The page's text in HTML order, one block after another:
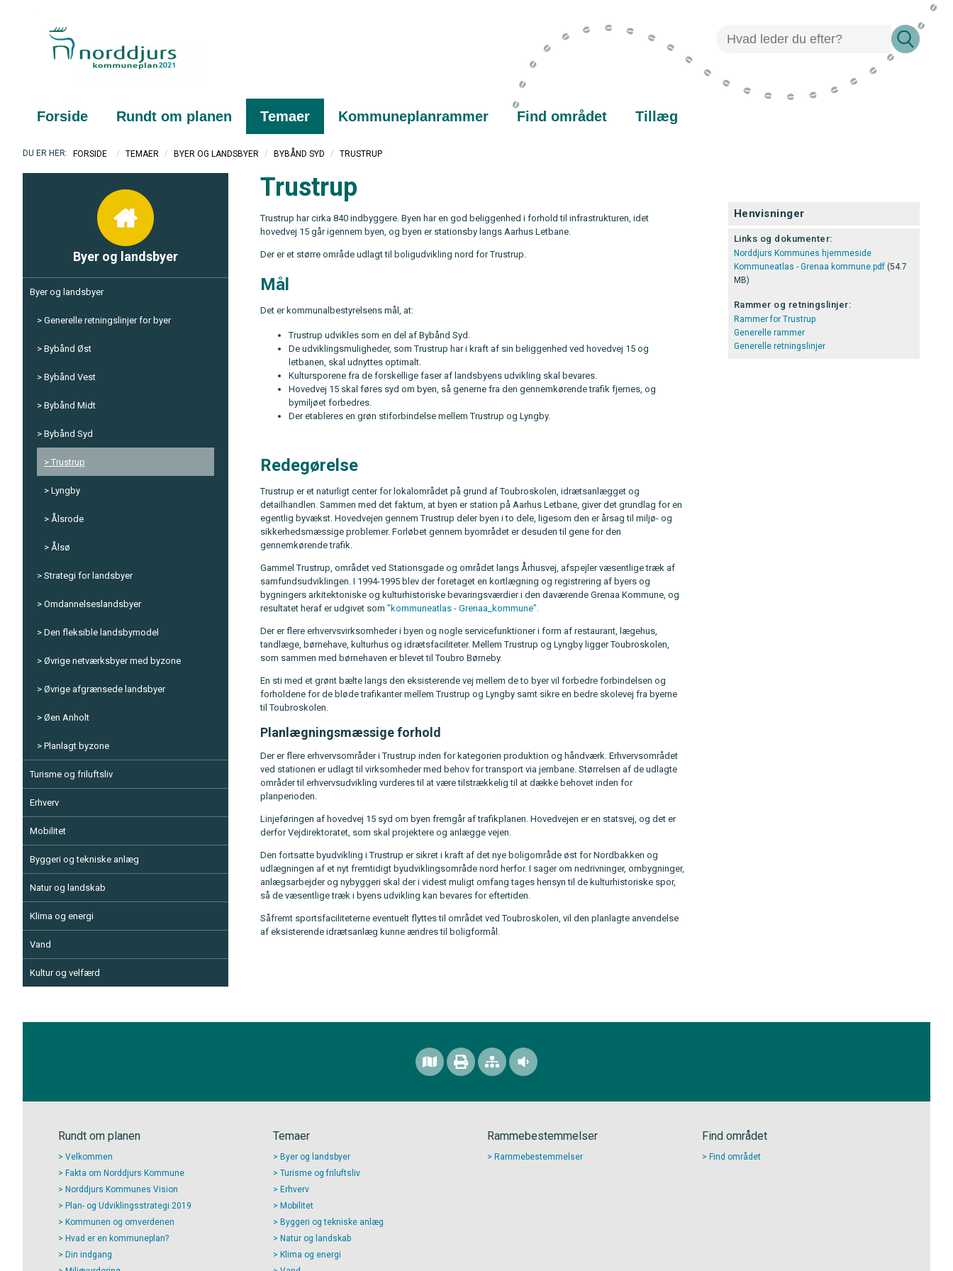
Forside Rundt om planen Temaer Kommuneplanrammer Find området Tillæg
FORSIDE / TEMAER / BYER OG LANDSBYER / BYBÅND SYD / TRUSTRUP
Byer og landsbyer
Generelle retningslinjer for byer
Bybånd Øst
Bybånd Vest
Bybånd Midt
Bybånd Syd
Trustrup
Lyngby
Ålsrode
Ålsø
Strategi for landsbyer
Omdannelseslandsbyer
Den fleksible landsbymodel
Øvrige netværksbyer med byzone
Øvrige afgrænsede landsbyer
Øen Anholt
Planlagt byzone
Turisme og friluftsliv
Erhverv
Mobilitet
Byggeri og tekniske anlæg
Natur og landskab
Klima og energi
Vand
Kultur og velfærd
Byer og landsbyer
Trustrup
Trustrup har cirka 840 indbyggere. Byen har en god beliggenhed i forhold til infrastrukturen, idet
hovedvej 15 går igennem byen, og byen er stationsby langs Aarhus Letbane.
Der er et større område udlagt til boligudvikling nord for Trustrup.
Mål
Det er kommunalbestyrelsens mål, at:
Trustrup udvikles som en del af Bybånd Syd.
De udviklingsmuligheder, som Trustrup har i kraft af sin beliggenhed ved hovedvej 15 og
letbanen, skal udnyttes optimalt.
Kultursporene fra de forskellige faser af landsbyens udvikling skal bevares.
Hovedvej 15 skal føres syd om byen, så generne fra den gennemkørende trafik fjernes, og
bymiljøet forbedres.
Der etableres en grøn stiforbindelse mellem Trustrup og Lyngby.
Redegørelse
Trustrup er et naturligt center for lokalområdet på grund af Toubroskolen, idrætsanlægget og
detailhandlen. Sammen med det faktum, at byen er station på Aarhus Letbane, giver det grundlag for en
egentlig byvækst. Hovedvejen gennem Trustrup deler byen i to dele, ligesom den er årsag til miljø- og
sikkerhedsmæssige problemer. Forløbet gennem byområdet er desuden til gene for den
gennemkørende trafik.
Gammel Trustrup, området ved Stationsgade og området langs Århusvej, afspejler væsentlige træk af
samfundsudviklingen. I 1994-1995 blev der foretaget en kortlægning og registrering af byers og
bygningers arkitektoniske og kulturhistoriske bevaringsværdier i den daværende Grenaa Kommune, og
resultatet heraf er udgivet som "kommuneatlas - Grenaa_kommune".
Der er flere erhvervsvirksomheder i byen og nogle servicefunktioner i form af restaurant, lægehus,
tandlæge, børnehave, kulturhus og idrætsfaciliteter. Mellem Trustrup og Lyngby ligger Toubroskolen,
som sammen med børnehaven er blevet til Toubro Børneby.
En sti med et grønt bælte langs den eksisterende vej mellem de to byer vil forbedre forbindelsen og
forholdene for de bløde trafikanter mellem Trustrup og Lyngby samt sikre en bedre skolevej fra byerne
til Toubroskolen.
Planlægningsmæssige forhold
Der er flere erhvervsområder i Trustrup inden for kategorien produktion og håndværk. Erhvervsområdet
ved stationen er udlagt til virksomheder med behov for transport via jernbane. Størrelsen af de udlagte
områder til erhvervsudvikling vurderes til at være tilstrækkelig til at dække behovet inden for
planperioden.
Linjeføringen af hovedvej 15 syd om byen fremgår af trafikplanen. Hovedvejen er en statsvej, og det er
derfor Vejdirektoratet, som skal projektere og anlægge vejen.
Den fortsatte byudvikling i Trustrup er sikret i kraft af det nye boligområde øst for Nordbakken og
udlægningen af et nyt fremtidigt byudviklingsområde nord herfor. I sager om nedrivninger, ombygninger,
anlægsarbejder og nybyggeri skal der i videst muligt omfang tages hensyn til de kulturhistoriske spor,
så de væsentlige træk i byens udvikling kan bevares for eftertiden.
Såfremt sportsfaciliteterne eventuelt flyttes til området ved Toubroskolen, vil den planlagte anvendelse
af eksisterende idrætsanlæg kunne ændres til boligformål.
Henvisninger
Links og dokumenter:
Norddjurs Kommunes hjemmeside
Kommuneatlas - Grenaa kommune.pdf (54.7
MB)
Rammer og retningslinjer:
Rammer for Trustrup
Generelle rammer
Generelle retningslinjer
Rundt om planen
Velkommen
Fakta om Norddjurs Kommune
Norddjurs Kommunes Vision
Plan- og Udviklingsstrategi 2019
Kommunen og omverdenen
Hvad er en kommuneplan?
Din indgang
Temaer
Byer og landsbyer
Turisme og friluftsliv
Erhverv
Mobilitet
Byggeri og tekniske anlæg
Natur og landskab
Klima og energi
Rammebestemmelser
Rammebestemmelser
Find området
Find området